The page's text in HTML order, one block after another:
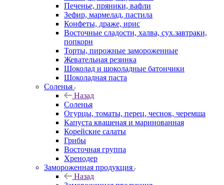
Печенье, пряники, вафли
Зефир, мармелад, пастила
Конфеты, драже, ирис
Восточные сладости, халва, сух.завтраки,
попкорн
Торты, пирожные замороженные
Жевательная резинка
Шоколад и шоколадные батончики
Шоколадная паста
Соленья
Назад
Соленья
Огурцы, томаты, перец, чеснок, черемша
Капуста квашеная и маринованная
Корейские салаты
Грибы
Восточная группа
Хренодер
Замороженная продукция
Назад